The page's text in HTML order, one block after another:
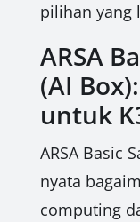
pilihan yang
ARSA
(AI
untuk
ARSA Basic
nyata
computing